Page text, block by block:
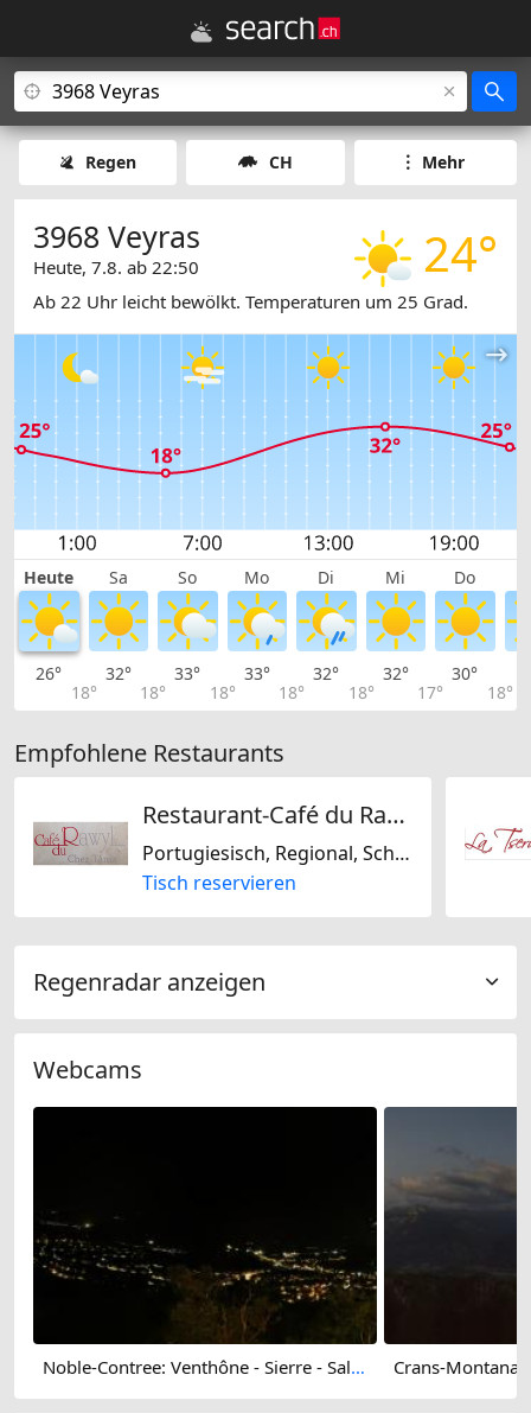
Regen CH Mehr
24°
3968 Veyras
Heute, 7.8. ab 22:50
Ab 22 Uhr leicht bewölkt. Temperaturen um 25 Grad.
Heute Sa So Mo Di Mi Do
26°
18°
32°
18°
33°
18°
33°
18°
32°
18°
32°
17°
30°
18°
Empfohlene Restaurants
Restaurant-Café du Rawyl
Portugiesisch, Regional, Schweizerisch
Tisch reservieren
Regenradar anzeigen
Webcams
Noble-Contree: Venthône - Sierre - Salquenen - Val d'Anniviers